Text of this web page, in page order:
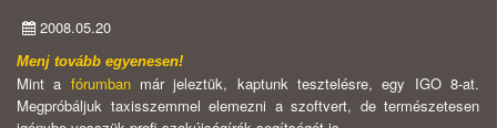
2008.05.20
Menj tovább egyenesen!
Mint a fórumbanmár jeleztük, kaptunk tesztelésre, egy IGO 8-at.
Megpróbáljuk taxisszemmel elemezni a szoftvert, de természetesen